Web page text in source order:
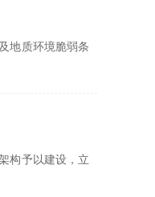
地质环境脆弱条
构予以建设，立